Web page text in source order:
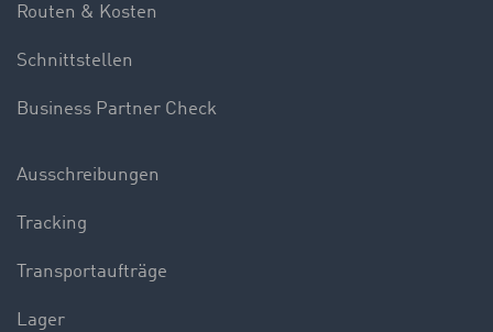
Routen & Kosten
Schnittstellen
Business Partner Check
Ausschreibungen
Tracking
Transportaufträge
Lager